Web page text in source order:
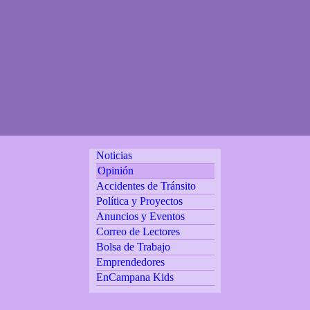
Noticias
Opinión
Accidentes de Tránsito
Política y Proyectos
Anuncios y Eventos
Correo de Lectores
Bolsa de Trabajo
Emprendedores
EnCampana Kids